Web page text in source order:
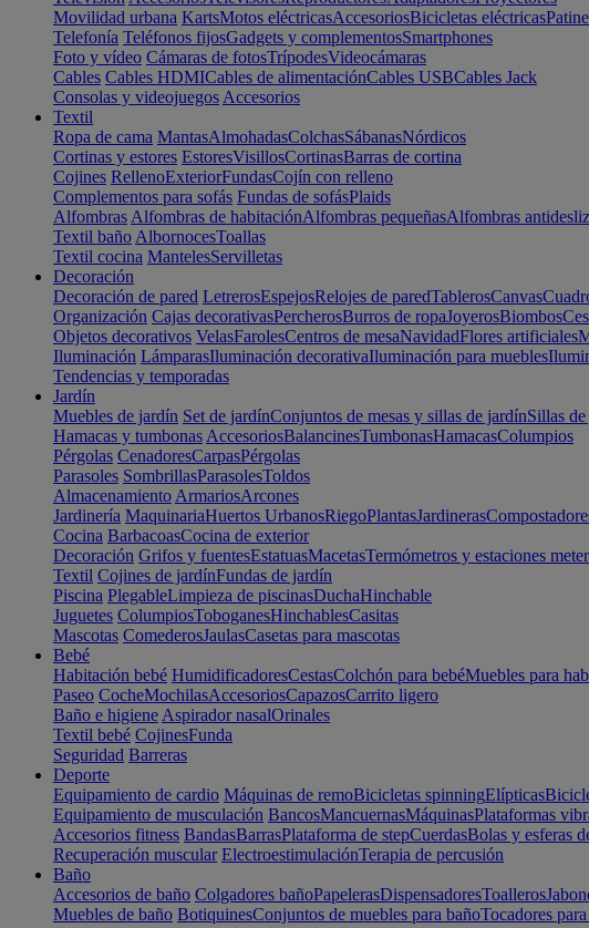
Movilidad urbana KartsMotos eléctricasAccesoriosBicicletas eléctricas
Telefonía Teléfonos fijosGadgets y complementosSmartphones
Foto y vídeo Cámaras de fotosTrípodesVideocámaras
Cables Cables HDMICables de alimentaciónCables USBCables Jack
Consolas y videojuegos Accesorios
Textil
Ropa de cama MantasAlmohadasColchasSábanasNórdicos
Cortinas y estores EstoresVisillosCortinasBarras de cortina
Cojines RellenoExteriorFundasCojín con relleno
Complementos para sofás Fundas de sofásPlaids
Alfombras Alfombras de habitaciónAlfombras pequeñasAlfombras
Textil baño AlbornocesToallas
Textil cocina MantelesServilletas
Decoración
Decoración de pared LetrerosEspejosRelojes de paredTablerosCanvas
Organización Cajas decorativasPercherosBurros de ropaJoyerosBiombos
Objetos decorativos VelasFarolesCentros de mesaNavidadFlores artificiales
Iluminación LámparasIluminación decorativaIluminación para muebles
Tendencias y temporadas
Jardín
Muebles de jardín Set de jardínConjuntos de mesas y sillas de jardínSillas
Hamacas y tumbonas AccesoriosBalancinesTumbonasHamacasColumpios
Pérgolas CenadoresCarpasPérgolas
Parasoles SombrillasParasolesToldos
Almacenamiento ArmariosArcones
Jardinería MaquinariaHuertos UrbanosRiegoPlantasJardineras
Cocina BarbacoasCocina de exterior
Decoración Grifos y fuentesEstatuasMacetasTermómetros y estaciones
Textil Cojines de jardínFundas de jardín
Piscina PlegableLimpieza de piscinasDuchaHinchable
Juguetes ColumpiosToboganesHinchablesCasitas
Mascotas ComederosJaulasCasetas para mascotas
Bebé
Habitación bebé HumidificadoresCestasColchón para bebéMuebles para
Paseo CocheMochilasAccesoriosCapazosCarrito ligero
Baño e higiene Aspirador nasalOrinales
Textil bebé CojinesFunda
Seguridad Barreras
Deporte
Equipamiento de cardio Máquinas de remoBicicletas spinningElípticas
Equipamiento de musculación BancosMancuernasMáquinasPlataformas
Accesorios fitness BandasBarrasPlataforma de stepCuerdasBolas y esferas
Recuperación muscular ElectroestimulaciónTerapia de percusión
Baño
Accesorios de baño Colgadores bañoPapelerasDispensadoresToalleros
Muebles de baño BotiquinesConjuntos de muebles para bañoTocadores